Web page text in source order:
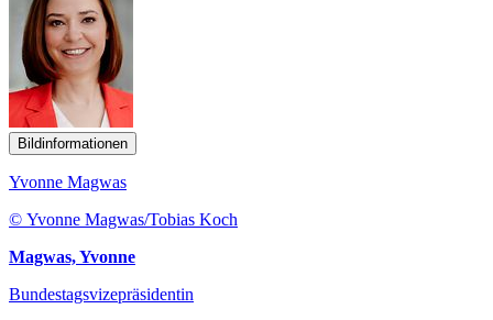
Bildinformationen
Yvonne Magwas
© Yvonne Magwas/Tobias Koch
Magwas, Yvonne
Bundestagsvizepräsidentin